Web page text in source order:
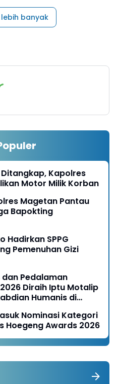
banyak
Kapolres
Motor Milik Korban
Magetan Pantau
Bapokting
Hadirkan SPPG
Pemenuhan Gizi
Pedalaman
Diraih Iptu Motalip
Humanis di
Nominasi Kategori
Hoegeng Awards 2026